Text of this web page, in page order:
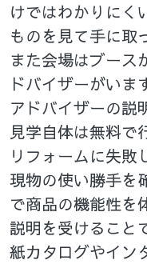
けではわかりにく
ものを見て手に取
また会場はブース
ドバイザーがいま
アドバイザーの説
見学自体は無料で
リフォームに失敗
現物の使い勝手を
で商品の機能性を
説明を受けること
紙カタログやイン